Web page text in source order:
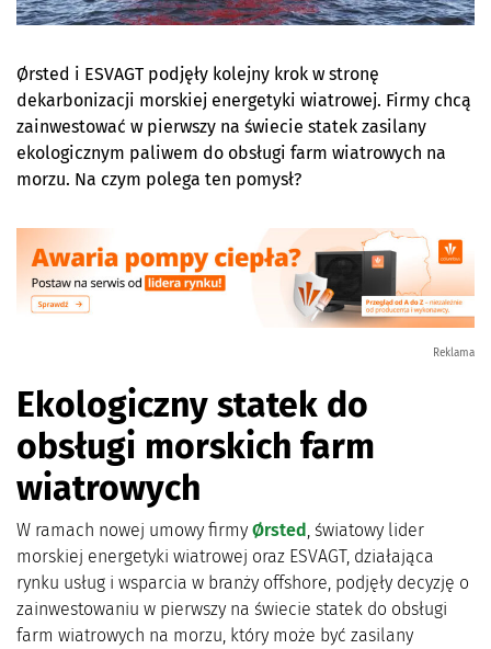
Ørsted i ESVAGT podjęły kolejny krok w stronę
dekarbonizacji morskiej energetyki wiatrowej. Firmy chcą
zainwestować w pierwszy na świecie statek zasilany
ekologicznym paliwem do obsługi farm wiatrowych na
morzu. Na czym polega ten pomysł?
Reklama
Ekologiczny statek do
obsługi morskich farm
wiatrowych
W ramach nowej umowy firmy Ørsted, światowy lider
morskiej energetyki wiatrowej oraz ESVAGT, działająca
rynku usług i wsparcia w branży offshore, podjęły decyzję o
zainwestowaniu w pierwszy na świecie statek do obsługi
farm wiatrowych na morzu, który może być zasilany